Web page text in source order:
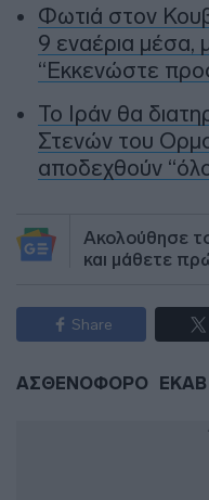
Φωτιά στον
9 εναέρια μέσα,
“Εκκενώστε
To Ιράν θα
Στενών του
αποδεχθούν
Ακολούθησε
και μάθετε
Share
ΑΣΘΕΝΟΦΟΡΟ ΕΚΑΒ